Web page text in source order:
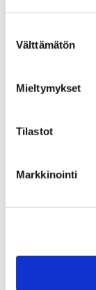
valinta
Välttämätön
Mieltymykset
Tilastot
Markkinointi
18